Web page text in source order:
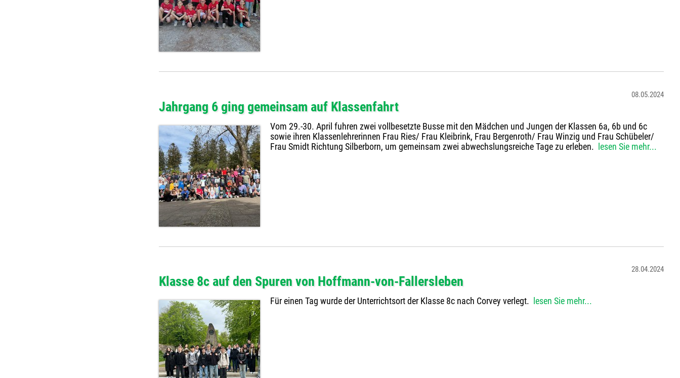
08.05.2024
Jahrgang 6 ging gemeinsam auf Klassenfahrt
Vom 29.-30. April fuhren zwei vollbesetzte Busse mit den Mädchen und Jungen der Klassen 6a, 6b und 6c
sowie ihren Klassenlehrerinnen Frau Ries/ Frau Kleibrink, Frau Bergenroth/ Frau Winzig und Frau Schübeler/
Frau Smidt Richtung Silberborn, um gemeinsam zwei abwechslungsreiche Tage zu erleben.
lesen Sie mehr...
28.04.2024
Klasse 8c auf den Spuren von Hoffmann-von-Fallersleben
Für einen Tag wurde der Unterrichtsort der Klasse 8c nach Corvey verlegt. lesen Sie mehr...